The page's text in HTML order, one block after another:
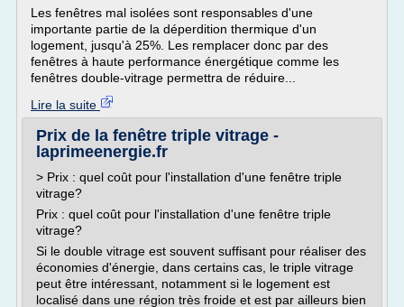
Les fenêtres mal isolées sont responsables d'une
importante partie de la déperdition thermique d'un
logement, jusqu'à 25%. Les remplacer donc par des
fenêtres à haute performance énergétique comme les
fenêtres double-vitrage permettra de réduire...
Lire la suite
Prix de la fenêtre triple vitrage -
laprimeenergie.fr
> Prix : quel coût pour l'installation d'une fenêtre triple
vitrage?
Prix : quel coût pour l'installation d'une fenêtre triple
vitrage?
Si le double vitrage est souvent suffisant pour réaliser des
économies d'énergie, dans certains cas, le triple vitrage
peut être intéressant, notamment si le logement est
localisé dans une région très froide et est par ailleurs bien